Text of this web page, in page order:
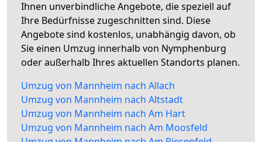
Ihnen unverbindliche Angebote, die speziell auf
Ihre Bedürfnisse zugeschnitten sind. Diese
Angebote sind kostenlos, unabhängig davon, ob
Sie einen Umzug innerhalb von Nymphenburg
oder außerhalb Ihres aktuellen Standorts planen.
Umzug von Mannheim nach Allach
Umzug von Mannheim nach Altstadt
Umzug von Mannheim nach Am Hart
Umzug von Mannheim nach Am Moosfeld